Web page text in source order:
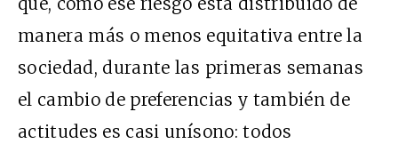
manera más o menos equitativa entre la
sociedad, durante las primeras semanas
el cambio de preferencias y también de
actitudes es casi unísono: todos